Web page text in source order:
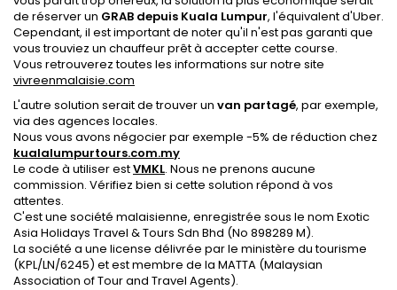
de réserver un GRAB depuis Kuala Lumpur, l'équivalent d'Uber.
Cependant, il est important de noter qu'il n'est pas garanti que
vous trouviez un chauffeur prêt à accepter cette course.
Vous retrouverez toutes les informations sur notre site
vivreenmalaisie.com
L'autre solution serait de trouver un van partagé, par exemple,
via des agences locales.
Nous vous avons négocier par exemple -5% de réduction chez
kualalumpurtours.com.my
Le code à utiliser estVMKL. Nous ne prenons aucune
commission. Vérifiez bien si cette solution répond à vos
attentes.
C'est une société malaisienne, enregistrée sous le nom Exotic
Asia Holidays Travel & Tours Sdn Bhd (No 898289 M).
La société a une license délivrée par le ministère du tourisme
(KPL/LN/6245) et est membre de la MATTA (Malaysian
Association of Tour and Travel Agents).